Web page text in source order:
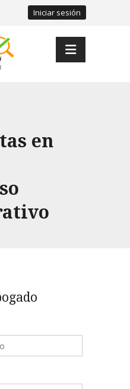
Iniciar sesión
en